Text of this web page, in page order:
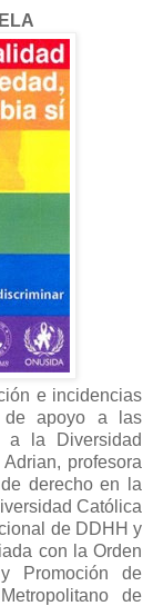
e incidencias
de apoyo a las
a la Diversidad
profesora
derecho en la
Católica
de DDHH y
con la Orden
Promoción de
de